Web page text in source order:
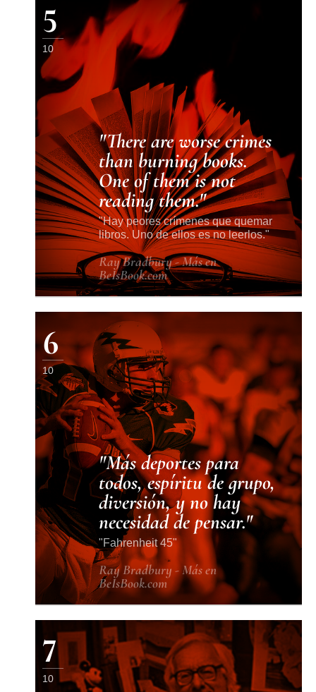
5
10
There are worse crimes
than burning books.
One of them is not
reading them.
Hay peores crímenes que quemar
libros. Uno de ellos es no leerlos.
Ray Bradbury - Más en
BeIsBook.com
6
10
Más deportes para
todos, espíritu de grupo,
diversión, y no hay
necesidad de pensar.
Fahrenheit 45
Ray Bradbury - Más en
BeIsBook.com
7
10